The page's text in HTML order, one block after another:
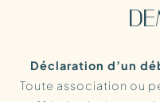
Déclaration d’un
Toute association ou